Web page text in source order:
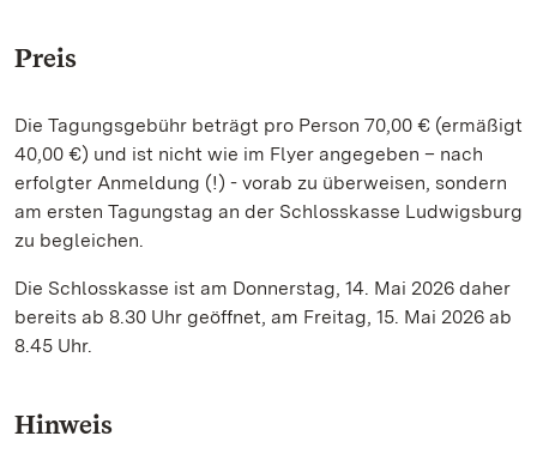
Preis
Die Tagungsgebühr beträgt pro Person 70,00 € (ermäßigt
40,00 €) und ist nicht wie im Flyer angegeben – nach
erfolgter Anmeldung (!) - vorab zu überweisen, sondern
am ersten Tagungstag an der Schlosskasse Ludwigsburg
zu begleichen.
Die Schlosskasse ist am Donnerstag, 14. Mai 2026 daher
bereits ab 8.30 Uhr geöffnet, am Freitag, 15. Mai 2026 ab
8.45 Uhr.
Hinweis